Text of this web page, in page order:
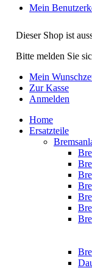
Dieser Shop ist
Bitte melden Sie
Mein
Mein
Zur Kasse
Anmelden
Home
Ersatzteile